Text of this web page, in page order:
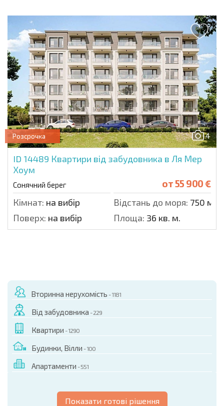
4
Розсрочка
ID 14489 Квартири від забудовника в Ля Мер
Хоум
Сонячний берег от55 900 €
Кімнат: на вибір Відстань до моря: 750 м.
Поверх: на вибір Площа: 36 кв. м.
Вторинна нерухомість - 1181
Від забудовника - 229
Квартири - 1290
Будинки, Вілли - 100
Апартаменти - 551
Показати готові рішення